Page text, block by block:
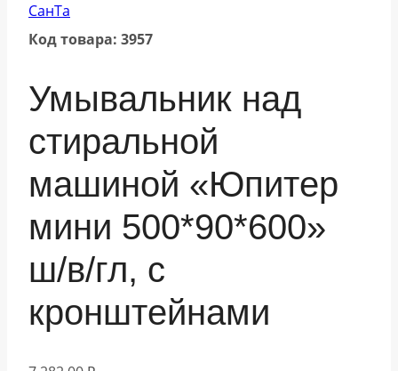
СанТа
Код товара: 3957
Умывальник над
стиральной
машиной «Юпитер
мини 500*90*600»
ш/в/гл, с
кронштейнами